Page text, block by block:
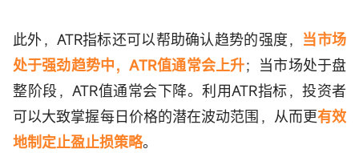
此外，ATR指标还可以帮助确认趋势的强度， 当市场
处于强劲趋势中，ATR值通常会上升；当市场处于盘
整阶段，ATR值通常会下降。利用ATR指标，投资者
可以大致掌握每日价格的潜在波动范围，从而更有效
地制定止盈止损策略。